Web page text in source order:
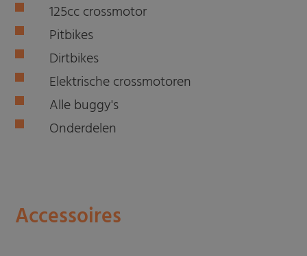
125cc crossmotor
Pitbikes
Dirtbikes
Elektrische crossmotoren
Alle buggy's
Onderdelen
Accessoires